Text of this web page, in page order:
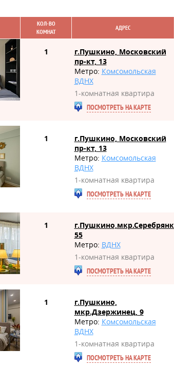
КОЛ-ВО
КОМНАТ
АДРЕС
1
г.Пушкино, Московский
пр-кт, 13
Метро: Комсомольская
ВДНХ
1-комнатная квартира
ПОСМОТРЕТЬ НА КАРТЕ
1
г.Пушкино, Московский
пр-кт, 13
Метро: Комсомольская
ВДНХ
1-комнатная квартира
ПОСМОТРЕТЬ НА КАРТЕ
1
55
Метро: ВДНХ
1-комнатная квартира
ПОСМОТРЕТЬ НА КАРТЕ
1
г.Пушкино,
мкр.Дзержинец, 9
Метро: Комсомольская
ВДНХ
1-комнатная квартира
ПОСМОТРЕТЬ НА КАРТЕ